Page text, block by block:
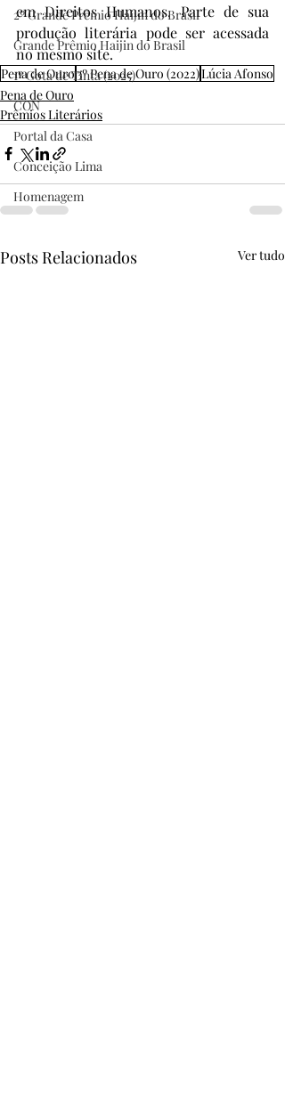
2º Grande Prêmio Haijin do Brasil
Grande Prêmio Haijin do Brasil
1º Gota de Tinta (2025)
CON
Portal da Casa
Conceição Lima
Homenagem
em Direitos Humanos. Parte de sua
produção literária pode ser acessada
no mesmo site.
Pena de Ouro3º Pena de Ouro (2022)Lúcia Afonso
Pena de Ouro
Prêmios Literários
Posts Relacionados Ver tudo